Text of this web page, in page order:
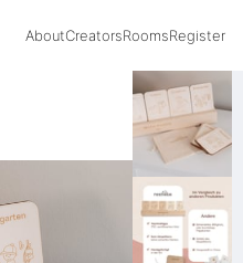
AboutCreatorsRoomsRegister